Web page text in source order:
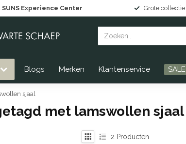
SUNS Experience Center Grote collectie
Blogs Merken Klantenservice SALE
sjaal
met lamswollen sjaal
2 Producten